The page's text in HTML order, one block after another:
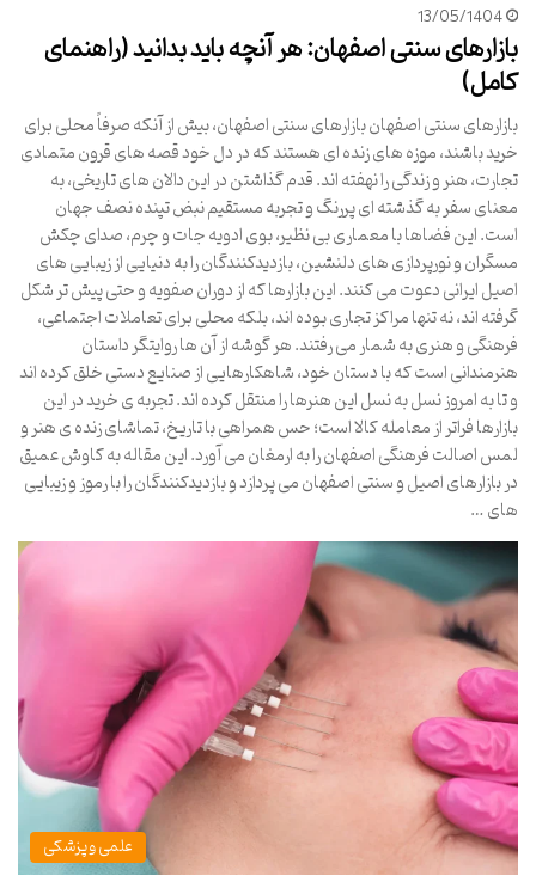
13/05/1404
بازارهای سنتی اصفهان: هر آنچه باید بدانید (راهنمای
کامل)
بازارهای سنتی اصفهان بازارهای سنتی اصفهان، بیش از آنکه صرفاً محلی برای
خرید باشند، موزه های زنده ای هستند که در دل خود قصه های قرون متمادی
تجارت، هنر و زندگی را نهفته اند. قدم گذاشتن در این دالان های تاریخی، به
معنای سفر به گذشته ای پررنگ و تجربه مستقیم نبض تپنده نصف جهان
است. این فضاها با معماری بی نظیر، بوی ادویه جات و چرم، صدای چکش
مسگران و نورپردازی های دلنشین، بازدیدکنندگان را به دنیایی از زیبایی های
اصیل ایرانی دعوت می کنند. این بازارها که از دوران صفویه و حتی پیش تر شکل
گرفته اند، نه تنها مراکز تجاری بوده اند، بلکه محلی برای تعاملات اجتماعی،
فرهنگی و هنری به شمار می رفتند. هر گوشه از آن ها روایتگر داستان
هنرمندانی است که با دستان خود، شاهکارهایی از صنایع دستی خلق کرده اند
و تا به امروز نسل به نسل این هنرها را منتقل کرده اند. تجربه ی خرید در این
بازارها فراتر از معامله کالا است؛ حس همراهی با تاریخ، تماشای زنده ی هنر و
لمس اصالت فرهنگی اصفهان را به ارمغان می آورد. این مقاله به کاوش عمیق
در بازارهای اصیل و سنتی اصفهان می پردازد و بازدیدکنندگان را با رموز و زیبایی
های …
علمی و پزشکی